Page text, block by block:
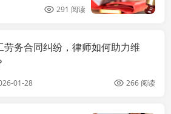
291 阅读
工程律师
劳务合同纠纷，律师如何助力维
01-28 266 阅读